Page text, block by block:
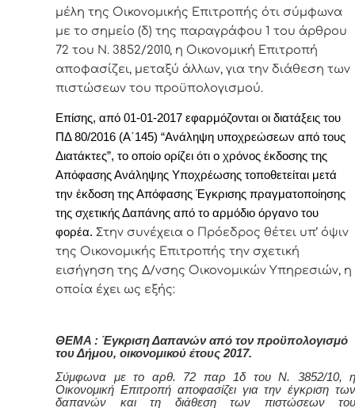
μέλη της Οικονομικής Επιτροπής ότι σύμφωνα
με το σημείο (δ) της παραγράφου 1 του άρθρου
72 του Ν. 3852/2010, η Οικονομική Επιτροπή
αποφασίζει, μεταξύ άλλων, για την διάθεση των
πιστώσεων του προϋπολογισμού.
Επίσης, από 01-01-2017 εφαρμόζονται οι διατάξεις του
ΠΔ 80/2016 (Α΄145) “Ανάληψη υποχρεώσεων από τους
Διατάκτες”, το οποίο ορίζει ότι ο χρόνος έκδοσης της
Απόφασης Ανάληψης Υποχρέωσης τοποθετείται μετά
την έκδοση της Απόφασης Έγκρισης πραγματοποίησης
της σχετικής Δαπάνης από το αρμόδιο όργανο του
φορέα. Στην συνέχεια ο Πρόεδρος θέτει υπ’ όψιν
της Οικονομικής Επιτροπής την σχετική
εισήγηση της Δ/νσης Οικονομικών Υπηρεσιών, η
οποία έχει ως εξής:
ΘΕΜΑ : Έγκριση Δαπανών από τον προϋπολογισμό
του Δήμου, οικονομικού έτους 2017.
Σύμφωνα με το αρθ. 72 παρ 1δ του Ν. 3852/10, η
Οικονομική Επιτροπή αποφασίζει για την έγκριση των
δαπανών και τη διάθεση των πιστώσεων του